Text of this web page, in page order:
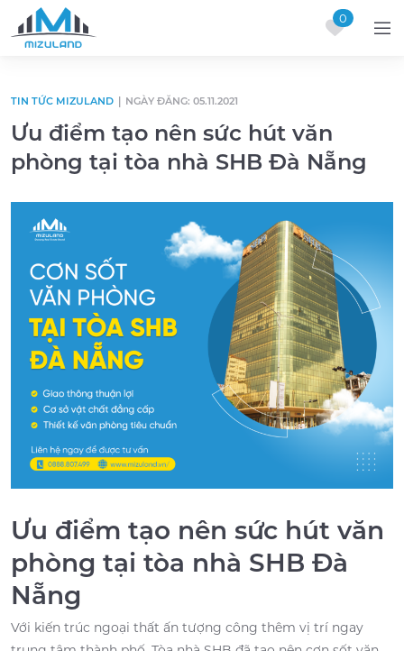
0
TIN TỨC MIZULAND NGÀY ĐĂNG: 05.11.2021
Ưu điểm tạo nên sức hút văn
phòng tại tòa nhà SHB Đà Nẵng
Ưu điểm tạo nên sức hút văn
phòng tại tòa nhà SHB Đà
Nẵng
Với kiến trúc ngoại thất ấn tượng công thêm vị trí ngay